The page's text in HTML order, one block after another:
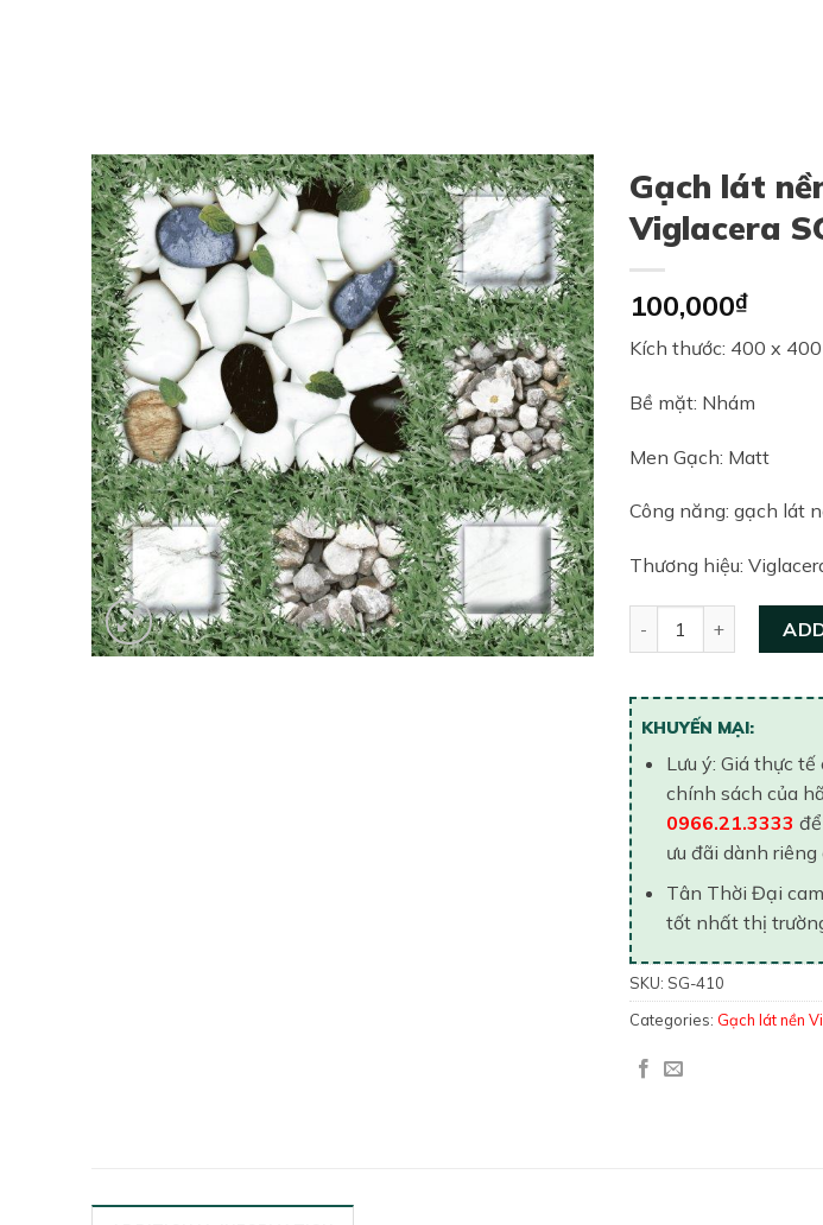
Gạch lát
Viglacera
100,000₫
Kích thước: 400 x
Bề mặt: Nhám
Men Gạch: Matt
Công năng: gạch lát
Thương hiệu:
KHUYẾN MẠI:
Lưu ý: Giá thực
chính sách của
0966.21.3333
ưu đãi dành riêng
Tân Thời Đại
tốt nhất thị
SKU: SG-410
Categories: Gạch lát nền